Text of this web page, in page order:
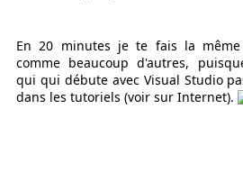
En 20 minutes je te fais la
comme beaucoup d'autres,
qui qui débute avec Visual Studio
dans les tutoriels (voir sur Internet).